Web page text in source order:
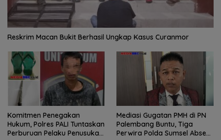
Reskrim Macan Bukit Berhasil Ungkap Kasus Curanmor
Komitmen Penegakan
Hukum, Polres PALI Tuntaskan
Perburuan Pelaku Penusukan
Mediasi Gugatan PMH di PN
Palembang Buntu, Tiga
Perwira Polda Sumsel Absen,